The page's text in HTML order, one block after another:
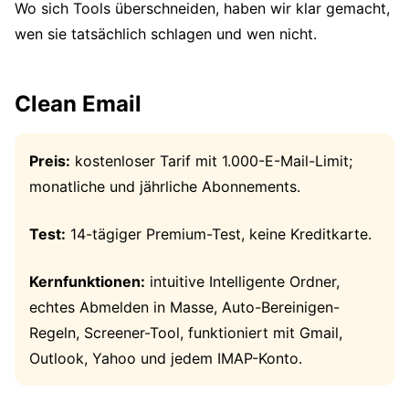
Wo sich Tools überschneiden, haben wir klar gemacht,
wen sie tatsächlich schlagen und wen nicht.
Clean Email
Preis: kostenloser Tarif mit 1.000-E-Mail-Limit;
monatliche und jährliche Abonnements.
Test: 14-tägiger Premium-Test, keine Kreditkarte.
Kernfunktionen: intuitive Intelligente Ordner,
echtes Abmelden in Masse, Auto-Bereinigen-
Regeln, Screener-Tool, funktioniert mit Gmail,
Outlook, Yahoo und jedem IMAP-Konto.